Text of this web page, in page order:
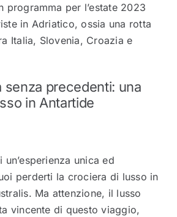
programma per l’estate 2023
in Adriatico, ossia una rotta
Italia, Slovenia, Croazia e
senza precedenti: una
in Antartide
unica ed
perderti la crociera di lusso in
Ma attenzione, il lusso
vincente di questo viaggio,